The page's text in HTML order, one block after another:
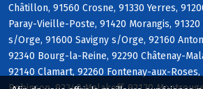
Châtillon, 91560 Crosne, 91330 Yerres,
Paray-Vieille-Poste, 91420 Morangis, 91320
s/Orge, 91600 Savigny s/Orge, 92160
92340 Bourg-la-Reine, 92290 Châtenay-
92140 Clamart, 92260 Fontenay-aux-